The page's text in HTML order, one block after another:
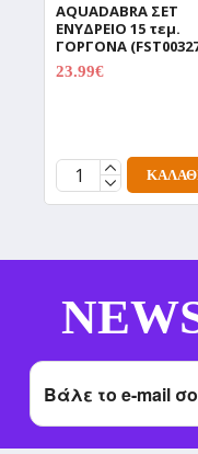
AQUADABRA ΣΕΤ
ΕΝΥΔΡΕΙΟ 15 τεμ.
ΓΟΡΓΟΝΑ
23.99€